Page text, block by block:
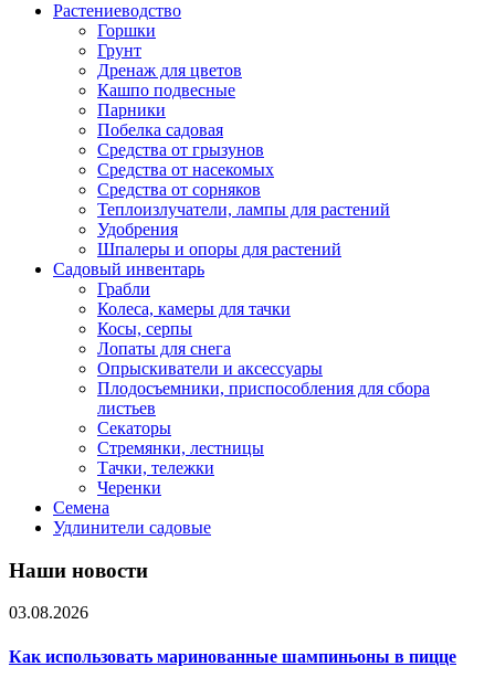
Растениеводство
Горшки
Грунт
Дренаж для цветов
Кашпо подвесные
Парники
Побелка садовая
Средства от грызунов
Средства от насекомых
Средства от сорняков
Теплоизлучатели, лампы для растений
Удобрения
Шпалеры и опоры для растений
Садовый инвентарь
Грабли
Колеса, камеры для тачки
Косы, серпы
Лопаты для снега
Опрыскиватели и аксессуары
Плодосъемники, приспособления для сбора
листьев
Секаторы
Стремянки, лестницы
Тачки, тележки
Черенки
Семена
Удлинители садовые
Наши новости
03.08.2026
Как использовать маринованные шампиньоны в пицце